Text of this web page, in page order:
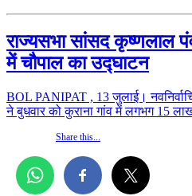
राज्यसभा सांसद कृष्णलाल
में चौपाल का उद्घाटन
BOL PANIPAT , 13 जुलाई।
ने बुधवार को कुराना गांव में लगभग 15
Share this...